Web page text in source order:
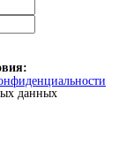
данных